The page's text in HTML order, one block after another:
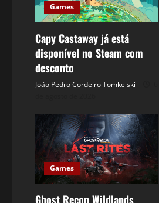
Games
Capy Castaway já está
disponível no Steam com
desconto
João Pedro Cordeiro Tomkelski
Games
Ghost Recon Wildlands